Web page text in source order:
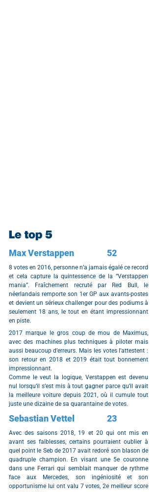
Le top 5
Max Verstappen		52
8 votes en 2016, personne n’a jamais égalé ce record
et cela capture la quintessence de la “Verstappen
mania”. Fraîchement recruté par Red Bull, le
néerlandais remporte son 1er GP aux avants-postes
et devient un sérieux challenger pour des podiums à
seulement 18 ans, le tout en étant impressionnant
en piste.
2017 marque le gros coup de mou de Maximus,
avec des machines plus techniques à piloter mais
aussi beaucoup d’erreurs. Mais les votes l’attestent :
son retour en 2018 et 2019 était tout bonnement
impressionnant.
Comme le veut la logique, Verstappen est devenu
nul lorsqu’il s’est mis à tout gagner parce qu’il avait
la meilleure voiture depuis 2021, où il cumule tout
juste une dizaine de sa quarantaine de votes.
Sebastian Vettel		23
Avec des saisons 2018, 19 et 20 qui ont mis en
avant ses faiblesses, certains pourraient oublier à
quel point le Seb de 2017 avait redoré son blason de
quadruple champion. En visant une 5e couronne
dans une Ferrari qui semblait manquer de rythme
face aux Mercedes, son ingéniosité et son
opportunisme lui ont valu 7 votes, 2e meilleur score